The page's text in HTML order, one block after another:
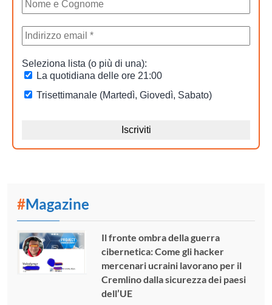
#Magazine
Il fronte ombra della guerra
cibernetica: Come gli hacker
mercenari ucraini lavorano per il
Cremlino dalla sicurezza dei paesi
dell’UE